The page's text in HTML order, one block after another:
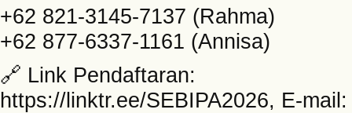
+62 821-3145-7137 (Rahma)
+62 877-6337-1161 (Annisa)
🔗 Link Pendaftaran:
https://linktr.ee/SEBIPA2026, E-